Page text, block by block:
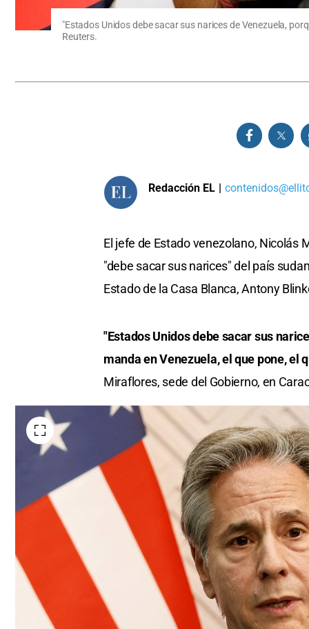
"Estados Unidos debe sacar sus narices de Venezuela,
Reuters.
Redacción EL
El jefe de Estado venezolano, Nicolás
"debe sacar sus narices" del país
Estado de la Casa Blanca, Antony
"Estados Unidos debe sacar sus
manda en Venezuela, el que pone, el
Miraflores, sede del Gobierno, en